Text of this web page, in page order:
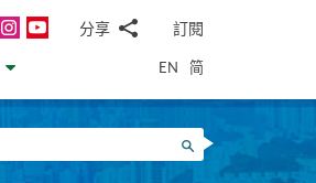
InstagramYouTube分享
郵WhatsApp
微
信
面
書Twitter
LinkedIn
訂閱
EN 简
搜尋